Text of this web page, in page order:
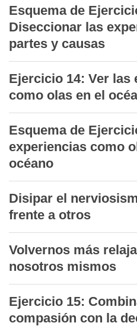
Esquema de
Diseccionar las
partes y causas
Ejercicio 14: Ver las
como olas en el
Esquema de
experiencias como
océano
Disipar el
frente a otros
Volvernos más
nosotros mismos
Ejercicio 15:
compasión con la